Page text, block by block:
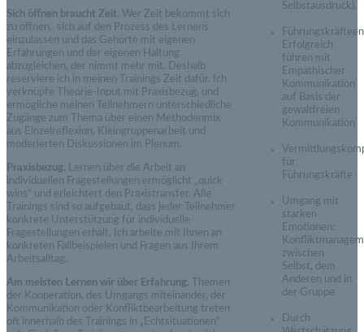
Sich öffnen braucht Zeit. Wer Zeit bekommt sich
zu öffnen, sich auf den Prozess des Lernens
einzulassen und das Gehörte mit eigenen
Erfahrungen und der eigenen Haltung
abzugleichen, der nimmt mehr mit. Deshalb
reserviere ich in meinen Trainings Zeit dafür. Ich
verknüpfe Theorie-Input mit Praxisbezug, und
ermögliche meinen Teilnehmern unterschiedliche
Zugänge zum Thema über einen Methodenmix
aus Einzelreflexion, Kleingruppenarbeit und
moderierten Diskussionen im Plenum.
Praxisbezug. Lernen über die Arbeit an
individuellen Fragestellungen ermöglicht „quick
wins“ und erleichtert den Praxistransfer. Alle
Trainings sind so aufgebaut, dass jeder Teilnehmer
konkrete Unterstützung für individuelle
Fragestellungen erhält. Ich arbeite mit Ihnen an
konkreten Fallbeispielen und Fragen aus Ihrem
Arbeitsalltag.
Am meisten Lernen wir über Erfahrung.
Themen
der Kooperation, des Umgangs miteinander, der
Kommunikation oder Konfliktbearbeitung treten
oft innerhalb des Trainings in „Echtsituationen“
Selbstausdruck).
Erfolgreich
führen mit
Empathischer
Kommunikation
auf Basis der
gewaltfreien
Kommunikation
für
Führungskräfte
Umgang mit
starken
Emotionen:
zwischen
Selbst, dem
Anderen und in
der Gruppe
Durch